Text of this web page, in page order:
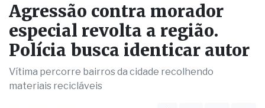
Agressão contra morador
especial revolta a região.
Polícia busca identicar autor
Vítima percorre bairros da cidade recolhendo
materiais recicláveis